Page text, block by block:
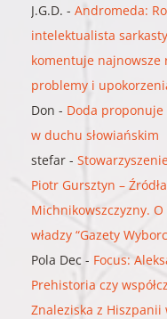
J.G.D. -Andromeda:
intelektualista
komentuje najnowsze
problemy i
Don - Doda
w duchu słowiańskim
stefar -
Piotr Gursztyn – Źródła
Michnikowszczyzny.
władzy “Gazety
Pola Dec - Focus:
Prehistoria czy
Znaleziska z Hiszpanii